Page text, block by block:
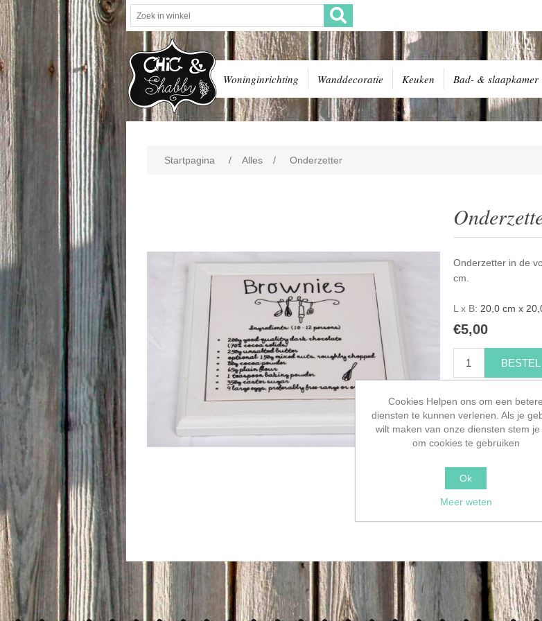
Woninginrichting Wanddecoratie Keuken Bad- & slaapkamer
Startpagina / Alles / Onderzetter
Onderzetter in de
cm.
L x B: 20,0 cm x
€5,00
Selecteer het
Toevoegen
Cookies Helpen ons om een betere
diensten te kunnen verlenen. Als je
wilt maken van onze diensten stem je
om cookies te gebruiken
Ok
Meer weten